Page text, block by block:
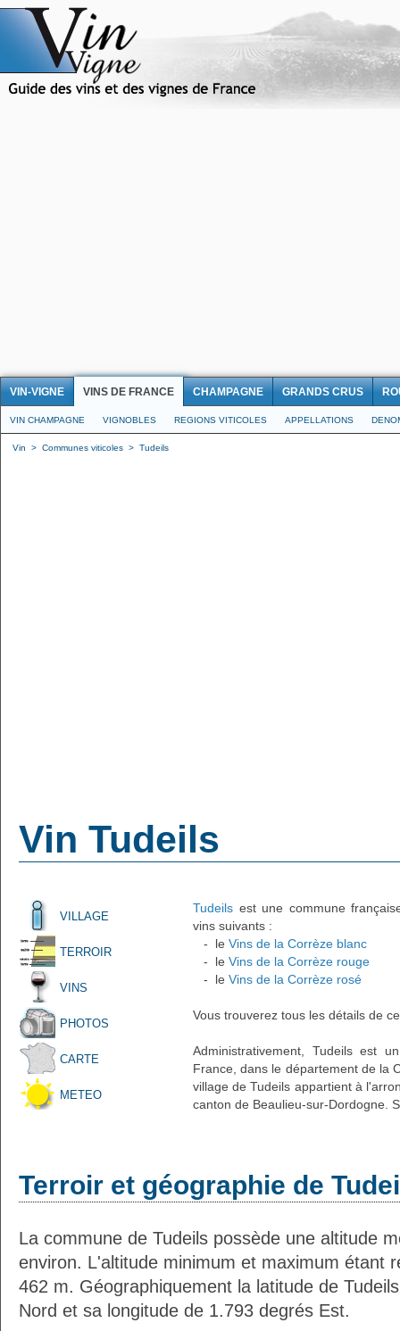
VIN-VIGNE VINS DE FRANCE CHAMPAGNE GRANDS CRUS
VIN CHAMPAGNE VIGNOBLES REGIONS VITICOLES APPELLATIONS
Vin > Communes viticoles > Tudeils
Vin Tudeils
VILLAGE
TERROIR
VINS
PHOTOS
CARTE
METEO
Tudeils est une commune
vins suivants :
- le Vins de la Corrèze blanc
- le Vins de la Corrèze rouge
- le Vins de la Corrèze rosé
Vous trouverez tous les détails de
Administrativement, Tudeils est
France, dans le département de la
village de Tudeils appartient à
canton de Beaulieu-sur-Dordogne.
Terroir et géographie de
La commune de Tudeils possède une altitude
environ. L'altitude minimum et maximum étant
462 m. Géographiquement la latitude de
Nord et sa longitude de 1.793 degrés Est.